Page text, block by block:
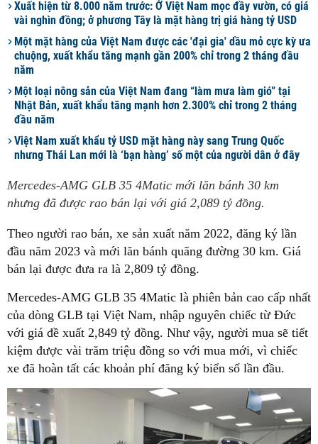
Xuất hiện từ 8.000 năm trước: Ở Việt Nam mọc đầy vườn, có giá
vài nghìn đồng; ở phương Tây là mặt hàng trị giá hàng tỷ USD
Một mặt hàng của Việt Nam được các 'đại gia' dầu mỏ cực kỳ ưa
chuộng, xuất khẩu tăng mạnh gần 200% chỉ trong 2 tháng đầu
năm
Một loại nông sản của Việt Nam đang “làm mưa làm gió” tại
Nhật Bản, xuất khẩu tăng mạnh hơn 2.300% chỉ trong 2 tháng
đầu năm
Việt Nam xuất khẩu tỷ USD mặt hàng này sang Trung Quốc
nhưng Thái Lan mới là ‘bạn hàng’ số một của người dân ở đây
Mercedes-AMG GLB 35 4Matic mới lăn bánh 30 km
nhưng đã được rao bán lại với giá 2,089 tỷ đồng.
Theo người rao bán, xe sản xuất năm 2022, đăng ký lần
đầu năm 2023 và mới lăn bánh quãng đường 30 km. Giá
bán lại được đưa ra là 2,809 tỷ đồng.
Mercedes-AMG GLB 35 4Matic là phiên bản cao cấp nhất
của dòng GLB tại Việt Nam, nhập nguyên chiếc từ Đức
với giá đề xuất 2,849 tỷ đồng. Như vậy, người mua sẽ tiết
kiệm được vài trăm triệu đồng so với mua mới, vì chiếc
xe đã hoàn tất các khoản phí đăng ký biển số lần đầu.